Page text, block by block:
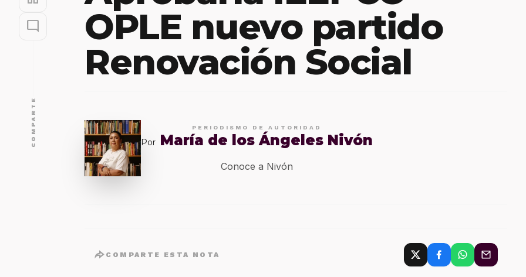
mode_comment
COMPARTE
OPLE nuevo partido
Renovación Social
PERIODISMO DE AUTORIDAD
Por María de los Ángeles Nivón
Conoce a Nivón
COMPARTE ESTA NOTA